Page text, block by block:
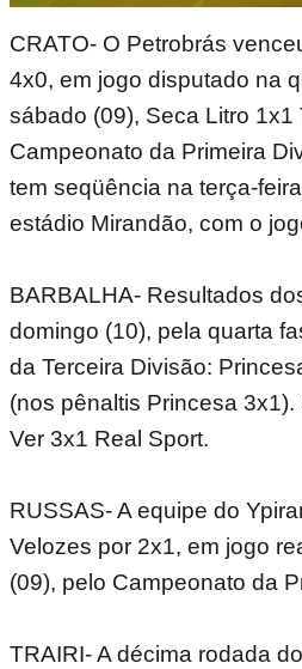
CRATO- O Petrobrás
4x0, em jogo disputado na
sábado (09), Seca Litro 1x1
Campeonato da Primeira
tem seqüência na terça-
estádio Mirandão, com o
BARBALHA- Resultados
domingo (10), pela quarta
da Terceira Divisão:
(nos pênaltis Princesa
Ver 3x1 Real Sport.
RUSSAS- A equipe do
Velozes por 2x1, em jogo
(09), pelo Campeonato da
TRAIRI- A décima rodada